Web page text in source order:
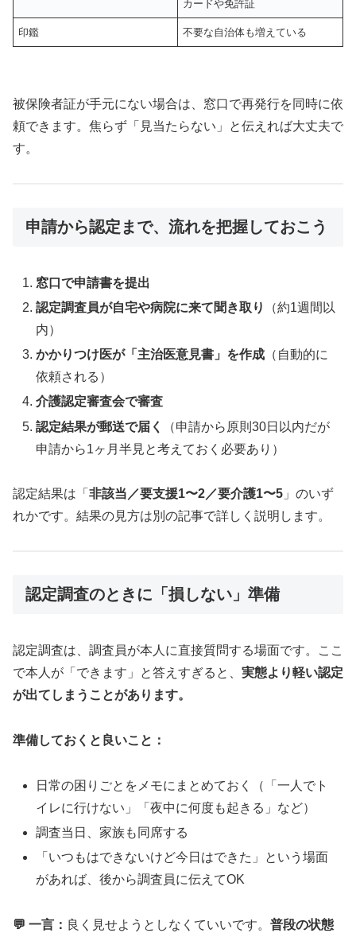
カードや免許証
印鑑 不要な自治体も増えている
被保険者証が手元にない場合は、窓口で再発行を同時に依
頼できます。焦らず「見当たらない」と伝えれば大丈夫で
す。
申請から認定まで、流れを把握しておこう
窓口で申請書を提出
認定調査員が自宅や病院に来て聞き取り
（約1週間以
内）
かかりつけ医が「主治医意見書」を作成 （自動的に
依頼される）
介護認定審査会で審査
認定結果が郵送で届く
（申請から原則30日以内だが
申請から1ヶ月半見と考えておく必要あり）
認定結果は「 非該当／要支援1〜2／要介護1〜5 」のいず
れかです。結果の見方は別の記事で詳しく説明します。
認定調査のときに「損しない」準備
認定調査は、調査員が本人に直接質問する場面です。ここ
で本人が「できます」と答えすぎると、 実態より軽い認定
が出てしまうことがあります。
準備しておくと良いこと：
日常の困りごとをメモにまとめておく（「一人でト
イレに行けない」「夜中に何度も起きる」など）
調査当日、家族も同席する
「いつもはできないけど今日はできた」という場面
があれば、後から調査員に伝えてOK
💬 一言： 良く見せようとしなくていいです。 普段の状態